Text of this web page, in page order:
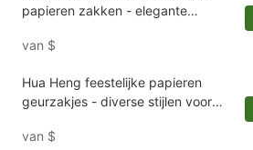
papieren zakken - elegante
verfijnde herenkleding
van $
Hua Heng feestelijke papieren
geurzakjes - diverse stijlen voor
van $